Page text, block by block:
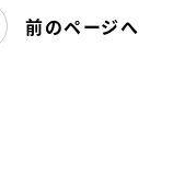
前のページへ